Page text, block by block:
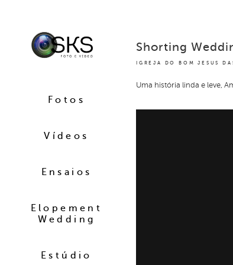
Fotos
Vídeos
Ensaios
Elopement
Wedding
Estúdio
IGREJA DO BOM JESUS
Shorting
Uma história linda e leve,